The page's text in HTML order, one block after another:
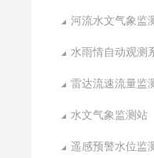
河流水文气象监
水雨情自动观测
雷达流速流量监
水文气象监测站
遥感预警水位监